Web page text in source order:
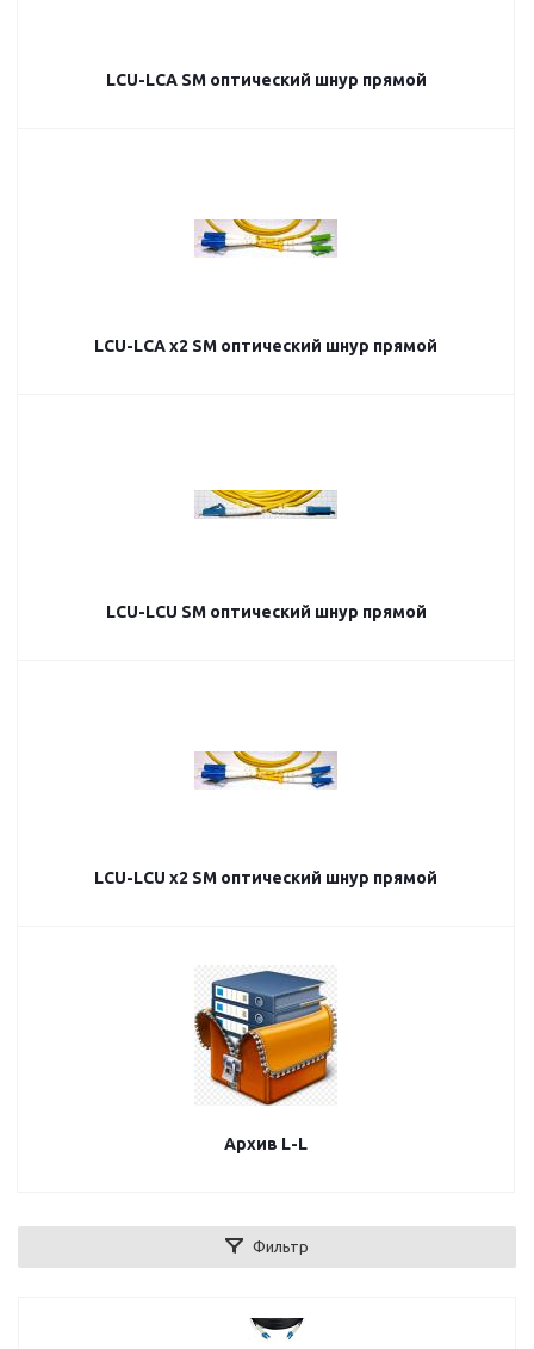
LCU-LCA SM оптический шнур прямой
LCU-LCA х2 SM оптический шнур прямой
LCU-LCU SM оптический шнур прямой
LCU-LCU х2 SM оптический шнур прямой
Архив L-L
Фильтр